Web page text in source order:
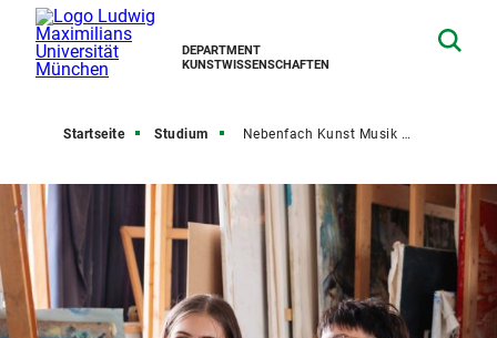
DEPARTMENT
KUNSTWISSENSCHAFTEN
Startseite Studium Nebenfach Kunst Musik Theater